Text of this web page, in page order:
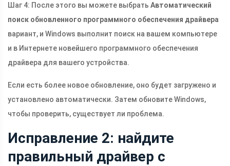
Шаг 4: После этого вы можете выбрать Автоматический
поиск обновленного программного обеспечения драйвера
вариант, и Windows выполнит поиск на вашем компьютере
и в Интернете новейшего программного обеспечения
драйвера для вашего устройства.
Если есть более новое обновление, оно будет загружено и
установлено автоматически. Затем обновите Windows,
чтобы проверить, существует ли проблема.
Исправление 2: найдите
правильный драйвер с